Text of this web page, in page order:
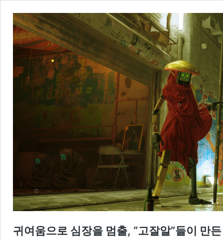
귀여움으로 심장을 멈출, “고잘알”들이 만든